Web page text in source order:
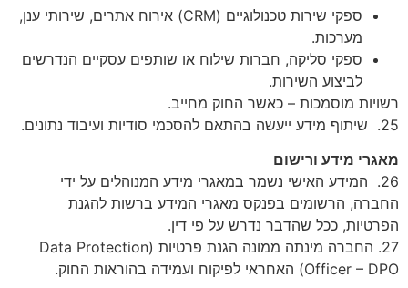
ספקי שירות טכנולוגיים (CRM) אירוח אתרים, שירותי ענן,
מערכות.
ספקי סליקה, חברות שילוח או שותפים עסקיים הנדרשים
לביצוע השירות.
רשויות מוסמכות – כאשר החוק מחייב.
25. שיתוף מידע ייעשה בהתאם להסכמי סודיות ועיבוד נתונים.
מאגרי מידע ורישום
26. המידע האישי נשמר במאגרי מידע המנוהלים על ידי
החברה, הרשומים בפנקס מאגרי המידע ברשות להגנת
הפרטיות, ככל שהדבר נדרש על פי דין.
27. החברה מינתה ממונה הגנת פרטיות (Data Protection
Officer – DPO) האחראי לפיקוח ועמידה בהוראות החוק.